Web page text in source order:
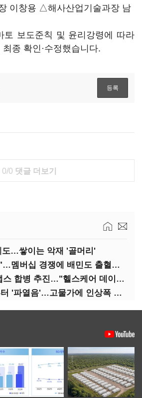
이창용 △해사산업기술과장 남
토 보도준칙 및 윤리강령에 따라
종 확인·수정했습니다.
0/0 댓글 더보기
도…쌓이는 악재 '골머리'
"너가 하면 나도"…멤버십 경쟁에 배민도 출혈경쟁
쿠콘, 브이디피랩스 합병 추진…"헬스케어 데이터 플랫폼 확대"
최저임금 시작부터 '파열음'…고물가에 인상폭 갈등